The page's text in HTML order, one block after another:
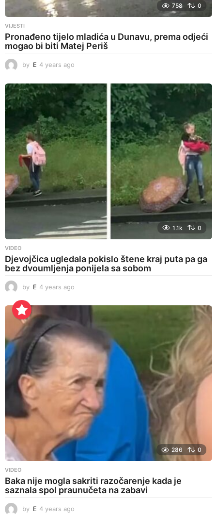
758 0
VIJESTI
Pronađeno tijelo mladića u Dunavu, prema odjeći
mogao bi biti Matej Periš
by E 4 years ago
e
r
s
a
g
o
1.1k 0
VIDEO
Djevojčica ugledala pokislo štene kraj puta pa ga
bez dvoumljenja ponijela sa sobom
by E 4 years ago
e
r
s
a
286 0
VIDEO
Baka nije mogla sakriti razočarenje kada je
saznala spol praunučeta na zabavi
by E 4 years ago